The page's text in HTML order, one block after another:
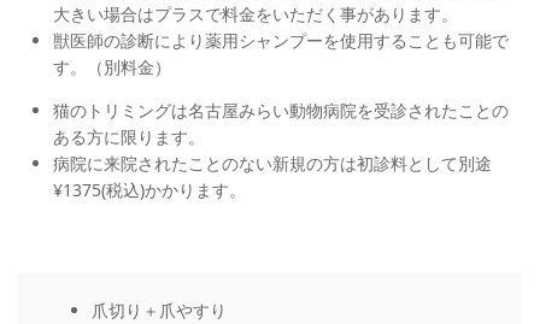
大きい場合はプラスで料金をいただく事があります。
獣医師の診断により薬用シャンプーを使用することも可能で
す。（別料金）
猫のトリミングは名古屋みらい動物病院を受診されたことの
ある方に限ります。
病院に来院されたことのない新規の方は初診料として別途
¥1375(税込)かかります。
爪切り＋爪やすり